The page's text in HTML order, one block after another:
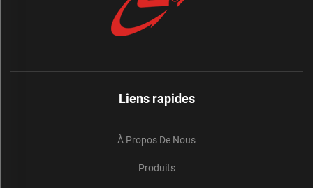
Liens rapides
À Propos De Nous
Produits